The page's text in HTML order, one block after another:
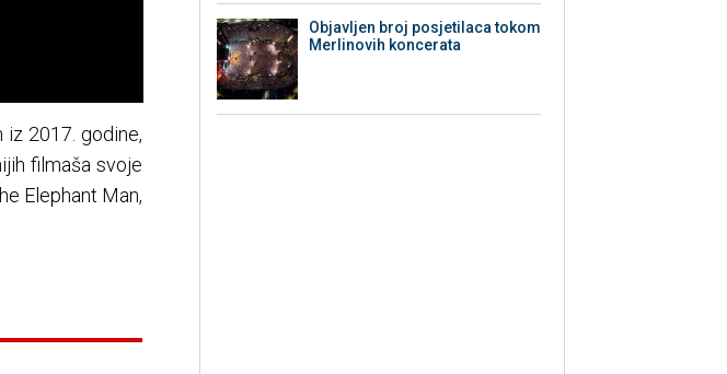
2017. godine,
filmaša svoje
Elephant Man,
Objavljen broj posjetilaca tokom
Merlinovih koncerata